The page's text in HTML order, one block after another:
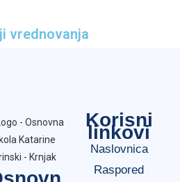
vrednovanja
Korisni
linkovi
Naslovnica
Raspored